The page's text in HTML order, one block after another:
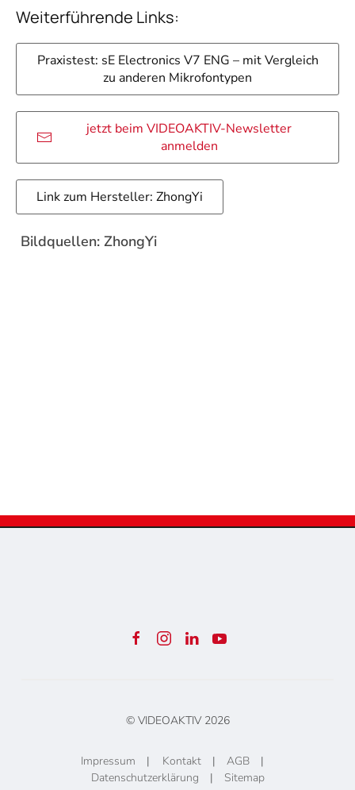
Weiterführende Links:
Praxistest: sE Electronics V7 ENG – mit Vergleich
zu anderen Mikrofontypen
jetzt beim VIDEOAKTIV-Newsletter
anmelden
Link zum Hersteller: ZhongYi
Bildquellen: ZhongYi
© VIDEOAKTIV 2026
Impressum | Kontakt| AGB|
Datenschutzerklärung | Sitemap